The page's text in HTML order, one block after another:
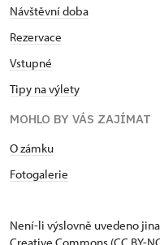
Návštěvní doba
Rezervace
Vstupné
Tipy na výlety
MOHLO BY VÁS ZAJÍMAT
O zámku
Fotogalerie
Není-li výslovně uvedeno